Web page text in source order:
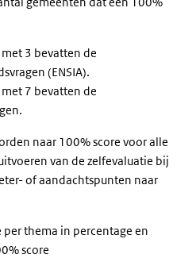
met 3 bevatten de
(ENSIA).
met 7 bevatten de
naar 100% score voor alle
van de zelfevaluatie bij
of aandachtspunten naar
thema in percentage en
score